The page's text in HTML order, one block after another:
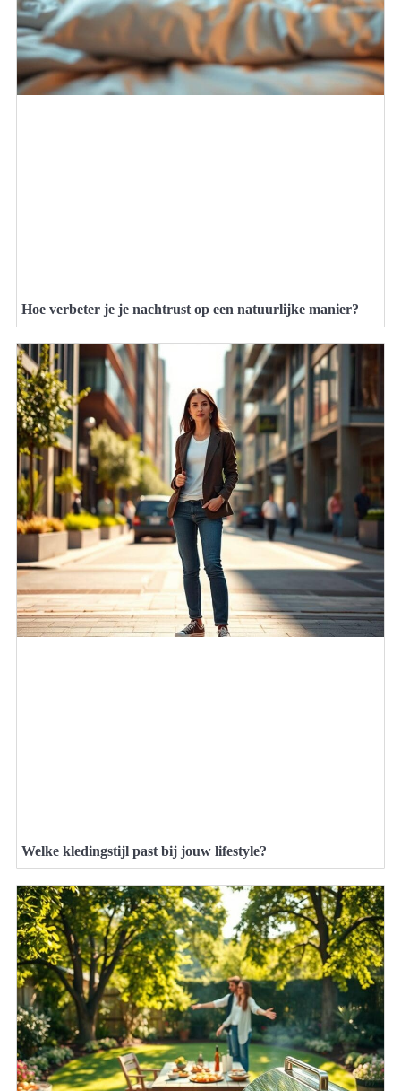
Hoe verbeter je je nachtrust op een natuurlijke manier?
Welke kledingstijl past bij jouw lifestyle?